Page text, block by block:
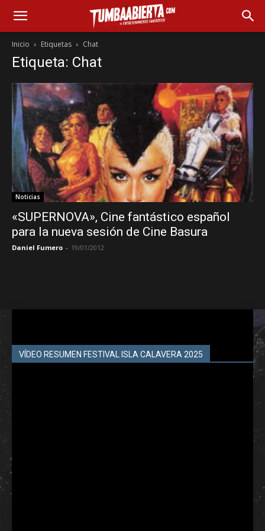
Inicio Etiquetas Chat
Etiqueta: Chat
Noticias
«SUPERNOVA», Cine fantástico español
para la nueva sesión de Cine Basura
Daniel Fumero - 19/01/2012
VÍDEO RESUMEN FESTIVAL ISLA CALAVERA 2025